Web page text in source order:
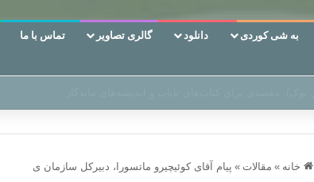
به شی کوردی دانلود گالری تصاویر تماس با ما
خانه » مقالات » پیام آقای کوئیچیرو ماتسورا، دبیرکل سازمان ی